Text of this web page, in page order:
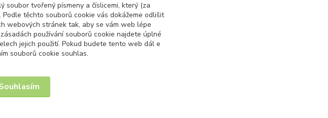
Zahrada
soubor tvořený písmeny a číslicemi, který (za
těchto souborů cookie vás dokážeme odlišit
webových stránek tak, aby se vám web lépe
používání souborů cookie najdete úplné
jejich použití. Pokud budete tento web dál e
souborů cookie souhlas.